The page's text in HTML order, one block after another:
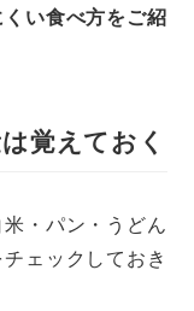
い食べ方をご紹
覚えておく
・パン・うどん
ェックしておき